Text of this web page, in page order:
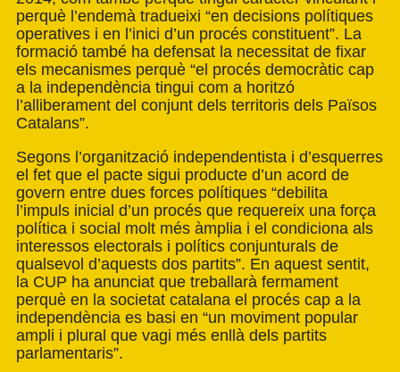
perquè l’endemà tradueixi “en decisions polítiques
operatives i en l’inici d’un procés constituent”. La
formació també ha defensat la necessitat de fixar
els mecanismes perquè “el procés democràtic cap
a la independència tingui com a horitzó
l’alliberament del conjunt dels territoris dels Països
Catalans”.
Segons l’organització independentista i d’esquerres
el fet que el pacte sigui producte d’un acord de
govern entre dues forces polítiques “debilita
l’impuls inicial d’un procés que requereix una força
política i social molt més àmplia i el condiciona als
interessos electorals i polítics conjunturals de
qualsevol d’aquests dos partits”. En aquest sentit,
la CUP ha anunciat que treballarà fermament
perquè en la societat catalana el procés cap a la
independència es basi en “un moviment popular
ampli i plural que vagi més enllà dels partits
parlamentaris”.